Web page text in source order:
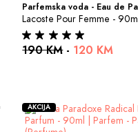
Parfemska voda - Eau de
Lacoste Pour Femme - 90ml
190 KM- 120 KM
AKCIJA